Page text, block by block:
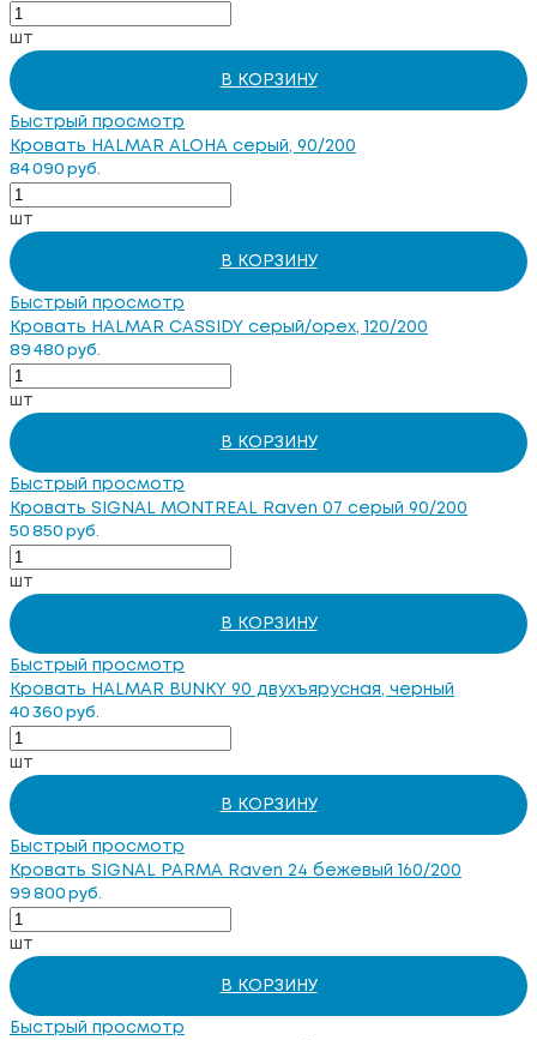
шт
В КОРЗИНУ
Быстрый просмотр
Кровать HALMAR ALOHA серый, 90/200
84 090 руб.
шт
В КОРЗИНУ
Быстрый просмотр
Кровать HALMAR CASSIDY серый/орех, 120/200
89 480 руб.
шт
В КОРЗИНУ
Быстрый просмотр
Кровать SIGNAL MONTREAL Raven 07 серый 90/200
50 850 руб.
шт
В КОРЗИНУ
Быстрый просмотр
Кровать HALMAR BUNKY 90 двухъярусная, черный
40 360 руб.
шт
В КОРЗИНУ
Быстрый просмотр
Кровать SIGNAL PARMA Raven 24 бежевый 160/200
99 800 руб.
шт
В КОРЗИНУ
Быстрый просмотр